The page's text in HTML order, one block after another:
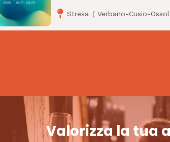
Stresa (Verbano-Cusio-
Valorizza la tua